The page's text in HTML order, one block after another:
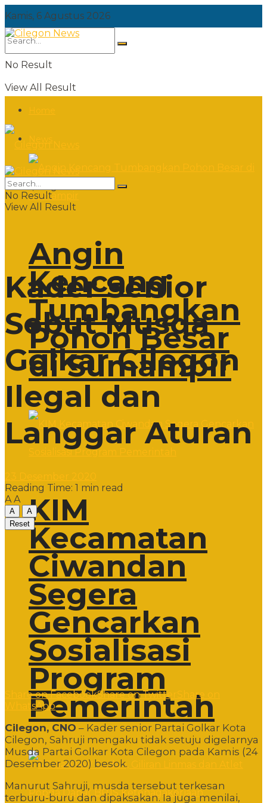
Kamis, 6 Agustus 2026
No Result
View All Result
Angin
Kencang
Tumbangkan
Pohon Besar
di Sumampir
KIM
Kecamatan
Ciwandan
Segera
Gencarkan
Sosialisasi
Program
Pemerintah
Kamis, 6 Agustus 2026
No Result
View All Result
Kader Senior
Sebut Musda
Golkar Cilegon
Ilegal dan
Langgar Aturan
Reading Time: 1 min read
A A
A
A
Reset
Share on FacebookShare on Twitter
Share on
WhatsApp
Cilegon, CNO – Kader senior Partai Golkar Kota
Cilegon, Sahruji mengaku tidak setuju digelarnya
Musda Partai Golkar Kota Cilegon pada Kamis (24
Desember 2020) besok.
Manurut Sahruji, musda tersebut terkesan
terburu-buru dan dipaksakan. Ia juga menilai,